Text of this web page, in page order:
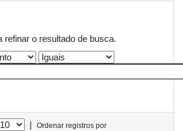
refinar o resultado de busca.
|
Ordenar registros por